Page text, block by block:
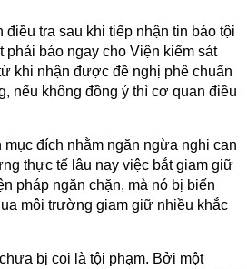
tra sau khi tiếp nhận tin báo tội
báo ngay cho Viện kiểm sát
khi nhận được đề nghị phê chuẩn
nếu không đồng ý thì cơ quan điều
đích nhằm ngăn ngừa nghi can
thực tế lâu nay việc bắt giam giữ
pháp ngăn chặn, mà nó bị biến
môi trường giam giữ nhiều khắc
bị coi là tội phạm. Bởi một